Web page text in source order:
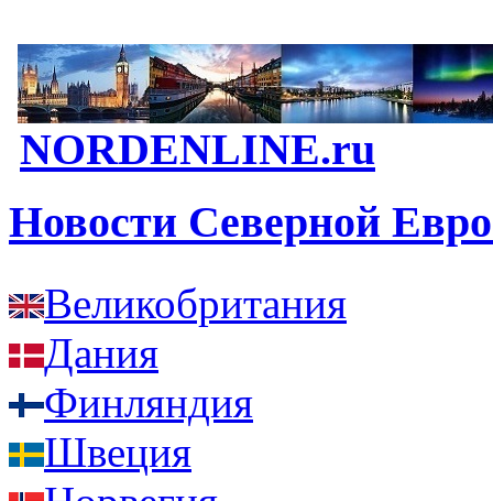
NORDENLINE.ru
Новости Северной
Великобритания
Дания
Финляндия
Швеция